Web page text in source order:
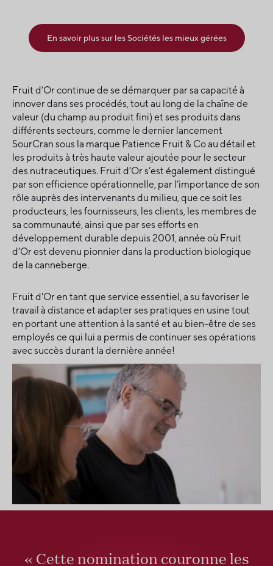
En savoir plus sur les Sociétés les mieux gérées
Fruit d’Or continue de se démarquer par sa capacité à
innover dans ses procédés, tout au long de la chaîne de
valeur (du champ au produit fini) et ses produits dans
différents secteurs, comme le dernier lancement
SourCran sous la marque Patience Fruit & Coau détail et
les produits à très haute valeur ajoutée pour le secteur
des nutraceutiques. Fruit d’Or s’est également distingué
par son efficience opérationnelle, par l’importance de son
rôle auprès des intervenants du milieu, que ce soit les
producteurs, les fournisseurs, les clients, les membres de
sa communauté, ainsi que par ses efforts en
développement durable depuis 2001, année où Fruit
d’Or est devenu pionnier dans la production biologique
de la canneberge.
Fruit d'Or en tant que service essentiel, a su favoriser le
travail à distance et adapter ses pratiques en usine tout
en portant une attention à la santé et au bien-être de ses
employés ce qui lui a permis de continuer ses opérations
avec succès durant la dernière année!
« Cette nomination couronne les